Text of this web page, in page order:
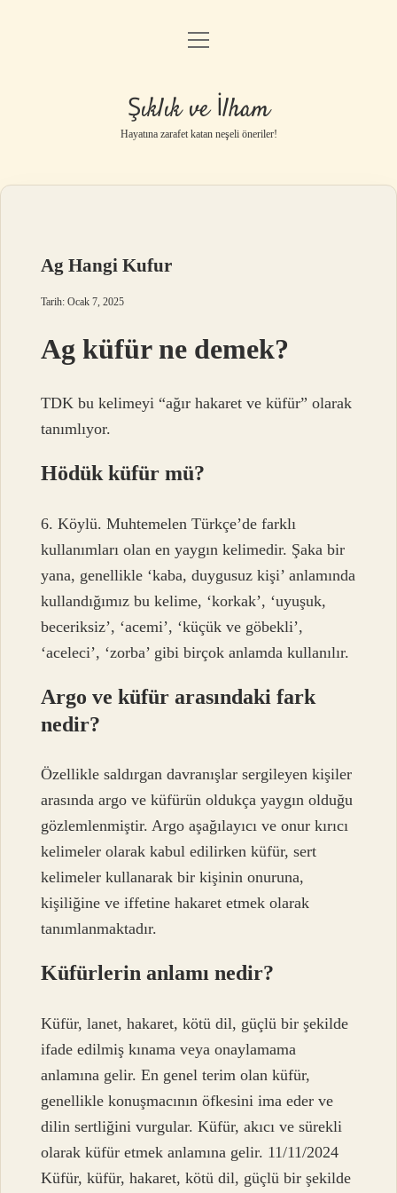
Anasayfa
Gizlilik Politikası
Yasal Uyarı
menüyü
Şıklık ve İlham
Hayatına zarafet katan neşeli öneriler!
Ag Hangi Kufur
Tarih: Ocak 7, 2025
Ag küfür ne demek?
TDK bu kelimeyi “ağır hakaret ve küfür” olarak
tanımlıyor.
Hödük küfür mü?
6. Köylü. Muhtemelen Türkçe’de farklı
kullanımları olan en yaygın kelimedir. Şaka bir
yana, genellikle ‘kaba, duygusuz kişi’ anlamında
kullandığımız bu kelime, ‘korkak’, ‘uyuşuk,
beceriksiz’, ‘acemi’, ‘küçük ve göbekli’,
‘aceleci’, ‘zorba’ gibi birçok anlamda kullanılır.
Argo ve küfür arasındaki fark
nedir?
Özellikle saldırgan davranışlar sergileyen kişiler
arasında argo ve küfürün oldukça yaygın olduğu
gözlemlenmiştir. Argo aşağılayıcı ve onur kırıcı
kelimeler olarak kabul edilirken küfür, sert
kelimeler kullanarak bir kişinin onuruna,
kişiliğine ve iffetine hakaret etmek olarak
tanımlanmaktadır.
Küfürlerin anlamı nedir?
Küfür, lanet, hakaret, kötü dil, güçlü bir şekilde
ifade edilmiş kınama veya onaylamama
anlamına gelir. En genel terim olan küfür,
genellikle konuşmacının öfkesini ima eder ve
dilin sertliğini vurgular. Küfür, akıcı ve sürekli
olarak küfür etmek anlamına gelir. 11/11/2024
Küfür, küfür, hakaret, kötü dil, güçlü bir şekilde